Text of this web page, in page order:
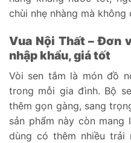
chùi nhẹ nhàng mà
Vua Nội Thất – Đơn
nhập khẩu, giá tốt
Vòi sen tắm là món đồ
trong mỗi gia đình. Bộ
thêm gọn gàng, sang
sản phẩm này còn
dùng có thêm nhiều trải